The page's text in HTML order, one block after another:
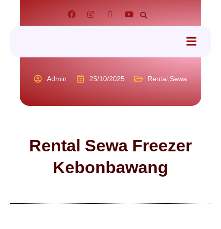
Admin 25/10/2025 Rental Sewa
Rental Sewa Freezer
Kebonbawang